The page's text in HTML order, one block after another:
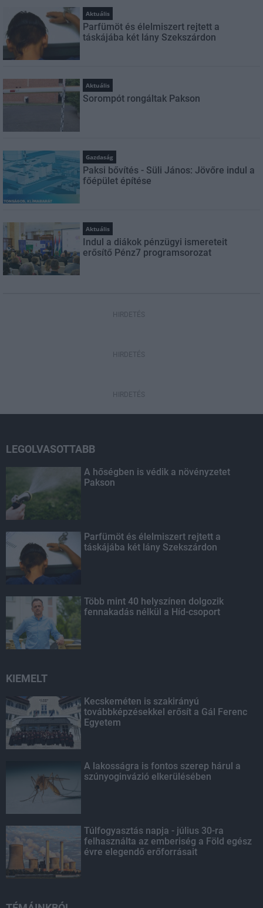
Aktuális
Parfümöt és élelmiszert rejtett a
táskájába két lány Szekszárdon
Aktuális
Sorompót rongáltak Pakson
Gazdaság
Paksi bővítés - Süli János: Jövőre indul a
főépület építése
Aktuális
Indul a diákok pénzügyi ismereteit
erősítő Pénz7 programsorozat
HIRDETÉS
HIRDETÉS
HIRDETÉS
LEGOLVASOTTABB
A hőségben is védik a növényzetet
Pakson
Parfümöt és élelmiszert rejtett a
táskájába két lány Szekszárdon
Több mint 40 helyszínen dolgozik
fennakadás nélkül a Híd-csoport
KIEMELT
Kecskeméten is szakirányú
továbbképzésekkel erősít a Gál Ferenc
Egyetem
A lakosságra is fontos szerep hárul a
szúnyoginvázió elkerülésében
Túlfogyasztás napja - július 30-ra
felhasználta az emberiség a Föld egész
évre elegendő erőforrásait